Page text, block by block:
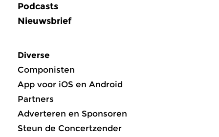
Podcasts
Nieuwsbrief
Diverse
Componisten
App voor iOS en Android
Partners
Adverteren en Sponsoren
Steun de Concertzender